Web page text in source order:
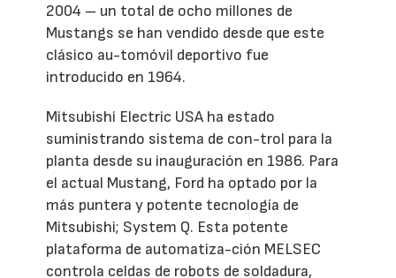
2004 – un total de ocho millones de
Mustangs se han vendido desde que este
clásico au-tomóvil deportivo fue
introducido en 1964.
Mitsubishi Electric USA ha estado
suministrando sistema de con-trol para la
planta desde su inauguración en 1986. Para
el actual Mustang, Ford ha optado por la
más puntera y potente tecnología de
Mitsubishi; System Q. Esta potente
plataforma de automatiza-ción MELSEC
controla celdas de robots de soldadura,